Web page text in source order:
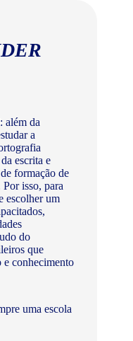
além da
a
escrita e
formação de
isso, para
escolher um
do
que
e conhecimento
uma escola